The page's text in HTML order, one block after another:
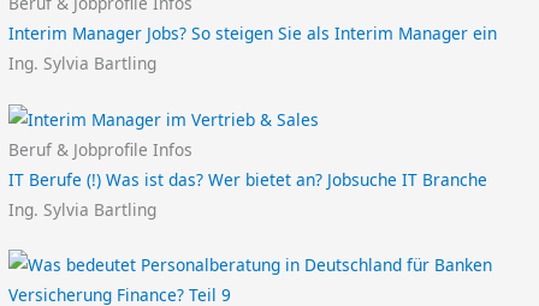
Interim Manager Jobs? So steigen Sie als Interim Manager ein
Ing. Sylvia Bartling
Beruf & Jobprofile Infos
IT Berufe (!) Was ist das? Wer bietet an? Jobsuche IT Branche
Ing. Sylvia Bartling